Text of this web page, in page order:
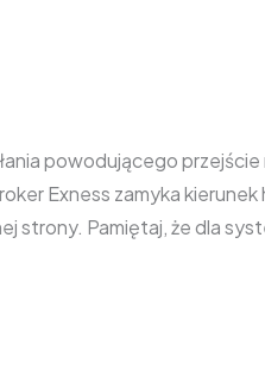
powodującego
Exness zamyka
Pamiętaj, że dla